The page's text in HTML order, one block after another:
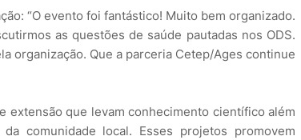
“O evento foi fantástico! Muito bem organizado.
as questões de saúde pautadas nos ODS.
organização. Que a parceria Cetep/Ages continue
extensão que levam conhecimento científico além
comunidade local. Esses projetos promovem